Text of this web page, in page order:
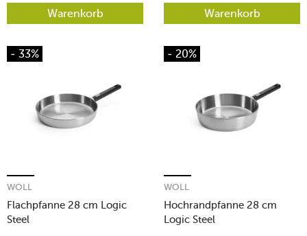
Warenkorb Warenkorb
- 33%
Flachpfanne 28 cm Logic
Steel
WOLL
- 20%
Hochrandpfanne 28 cm
Logic Steel
WOLL